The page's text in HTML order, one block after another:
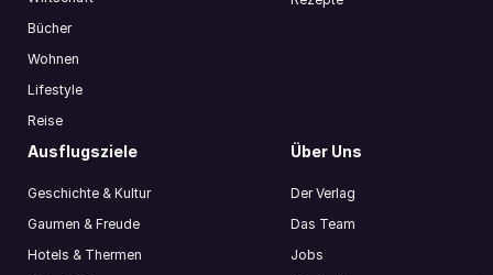
Bücher
Wohnen
Lifestyle
Reise
Ausflugsziele
Geschichte & Kultur
Gaumen & Freude
Hotels & Thermen
Über Uns
Der Verlag
Das Team
Jobs